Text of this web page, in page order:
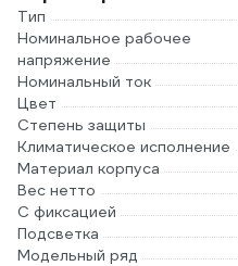
Тип
Номинальное рабочее
напряжение
Номинальный ток
Цвет
Степень защиты
Климатическое исполнение
Материал корпуса
Вес нетто
С фиксацией
Подсветка
Модельный ряд